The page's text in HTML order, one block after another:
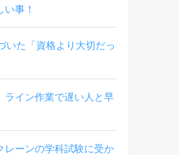
事！
いた「資格より大切だっ
ライン作業で遅い人と早
レーンの学科試験に受か